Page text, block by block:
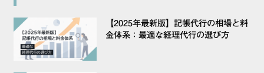
【2025年最新版】記帳代行の相場と料
金体系：最適な経理代行の選び方